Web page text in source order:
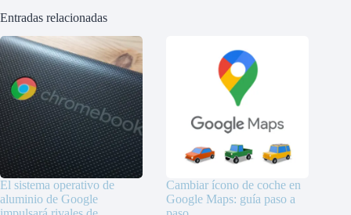
Entradas relacionadas
El sistema operativo de
aluminio de Google
Cambiar ícono de coche en
Google Maps: guía paso a